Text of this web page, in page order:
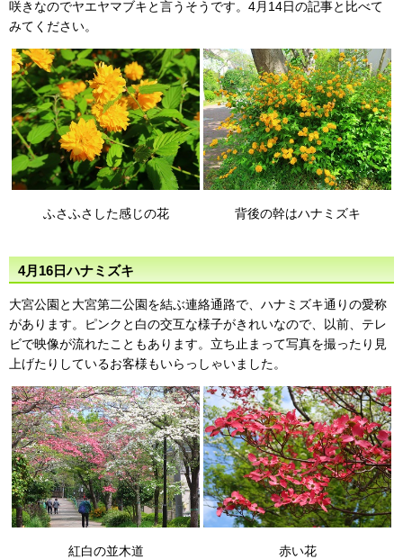
咲きなのでヤエヤマブキと言うそうです。4月14日の記事と比べて
みてください。
ふさふさした感じの花 背後の幹はハナミズキ
4月16日ハナミズキ
大宮公園と大宮第二公園を結ぶ連絡通路で、ハナミズキ通りの愛称
があります。ピンクと白の交互な様子がきれいなので、以前、テレ
ビで映像が流れたこともあります。立ち止まって写真を撮ったり見
上げたりしているお客様もいらっしゃいました。
紅白の並木道 赤い花